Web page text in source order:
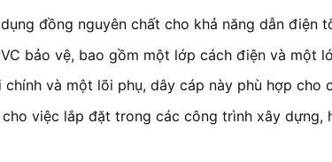
đồng nguyên chất cho khả năng dẫn điện
bảo vệ, bao gồm một lớp cách điện và một
chính và một lõi phụ, dây cáp này phù hợp
việc lắp đặt trong các công trình xây